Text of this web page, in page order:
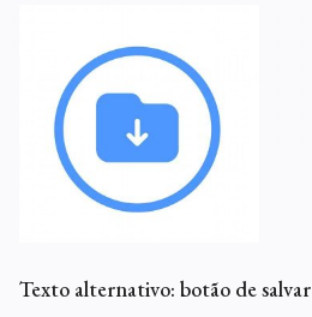
Texto alternativo: botão de salvar